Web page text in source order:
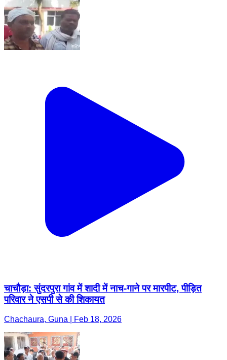
चाचौड़ा: सुंदरपुरा गांव में शादी में नाच-गाने पर मारपीट, पीड़ित
परिवार ने एसपी से की शिकायत
Chachaura, Guna | Feb 18, 2026